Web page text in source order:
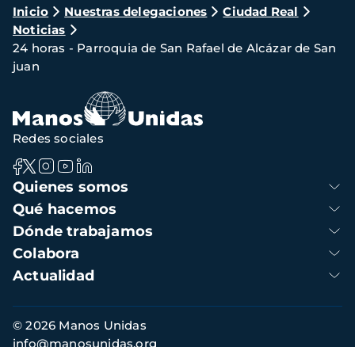
Ruta
de
navegación
Inicio Nuestras delegaciones
Ciudad Real
Noticias
24 horas - Parroquia de San Rafael de Alcázar de San
juan
Navegación
principal
Quienes somos
Qué hacemos
Dónde trabajamos
Colabora
Actualidad
Redes sociales
Información
de
© 2026 Manos Unidas
info@manosunidas.org